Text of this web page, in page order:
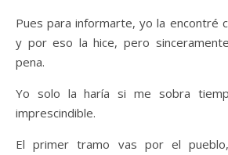
Pues para informarte, yo la encontré
y por eso la hice, pero
pena.
Yo solo la haría si me sobra
imprescindible.
El primer tramo vas por el